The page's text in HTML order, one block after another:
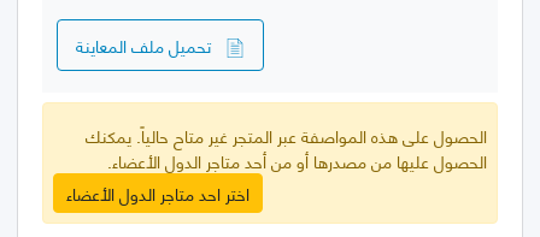
تحميل ملف المعاينة
الحصول على هذه المواصفة عبر المتجر غير متاح حالياً. يمكنك
الحصول عليها من مصدرها أو من أحد متاجر الدول الأعضاء.
اختر احد متاجر الدول الأعضاء